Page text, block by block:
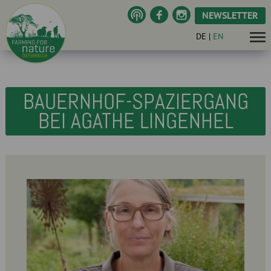
NEWSLETTER
DE | EN
BAUERNHOF-SPAZIERGANG
BEI AGATHE LINGENHEL